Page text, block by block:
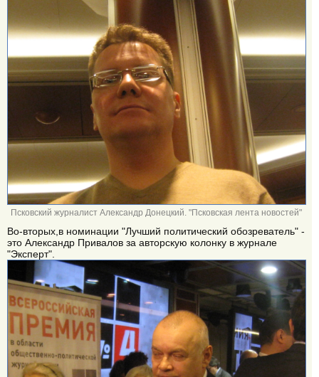
Псковский журналист Александр Донецкий. "Псковская лента новостей"
Во-вторых,в номинации "Лучший политический обозреватель" -
это Александр Привалов за авторскую колонку в журнале
"Эксперт".